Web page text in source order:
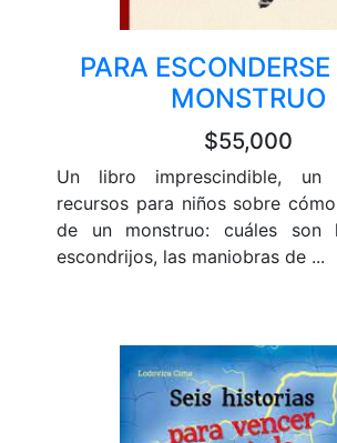
PARA
MONSTRUO
$55,000
Un libro imprescindible, un
recursos para niños sobre
de un monstruo: cuáles son
escondrijos, las maniobras de ...